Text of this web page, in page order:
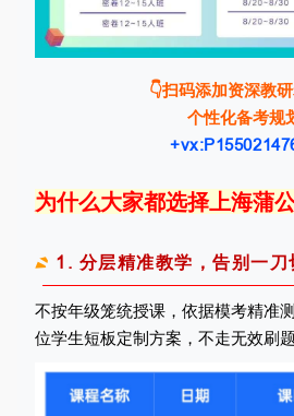
👇扫码添加资深教
个性化备考规
为什么大家都选择上海蒲
1. 分层精准教学，告别一刀
不按年级笼统授课，依据模考精准
位学生短板定制方案，不走无效刷题